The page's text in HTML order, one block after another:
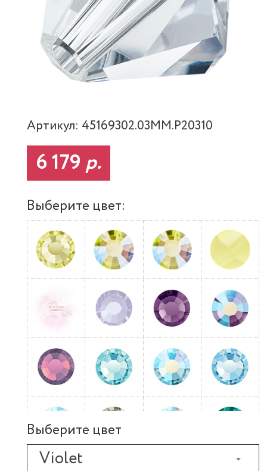
Артикул: 45169302.03MM.P20310
6 179 р.
Выберите цвет:
Выберите цвет
Violet